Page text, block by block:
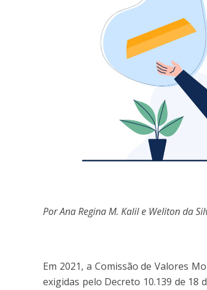
Por Ana Regina M. Kalil e Weliton da
Em 2021, a Comissão de Valores
exigidas pelo Decreto 10.139 de 18